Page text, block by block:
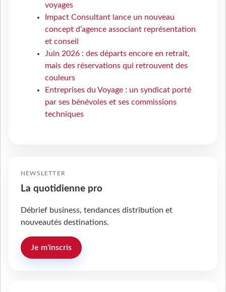
voyages
Impact Consultant lance un nouveau
concept d’agence associant représentation
et conseil
Juin 2026 : des départs encore en retrait,
mais des réservations qui retrouvent des
couleurs
Entreprises du Voyage : un syndicat porté
par ses bénévoles et ses commissions
techniques
NEWSLETTER
La quotidienne pro
Débrief business, tendances distribution et
nouveautés destinations.
Je m'inscris